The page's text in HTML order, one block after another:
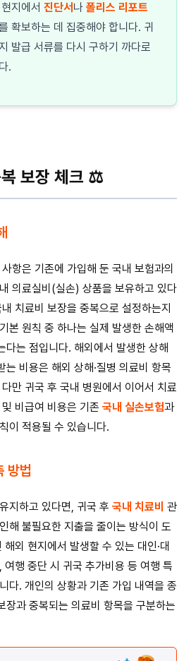
지에서 진단서 나 폴리스 리포트
확보하는 데 집중해야 합니다. 귀
발급 서류를 다시 구하기 까다로
.
복 보장 체크 ⚖️
항은 기존에 가입해 둔 국내 보험과의
의료실비(실손) 상품을 보유하고 있다
치료비 보장을 중복으로 설정하는지
본 원칙 중 하나는 실제 발생한 손해액
다는 점입니다. 해외에서 발생한 상해
는 비용은 해외 상해·질병 의료비 항목
만 귀국 후 국내 병원에서 이어서 치료
비급여 비용은 기존 국내 실손보험과
이 적용될 수 있습니다.
방법
지하고 있다면, 귀국 후 국내 치료비 관
해 불필요한 지출을 줄이는 방식이 도
외 현지에서 발생할 수 있는 대인·대
행 중단 시 귀국 추가비용 등 여행 특
다. 개인의 상황과 기존 가입 내역을 종
장과 중복되는 의료비 항목을 구분하는